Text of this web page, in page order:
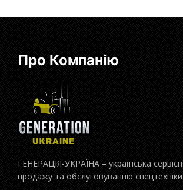
Про Компанію
ГЕНЕРАЦІЯ-УКРАЇНА – українська
продажу та обслуговуванню спецтехніки.